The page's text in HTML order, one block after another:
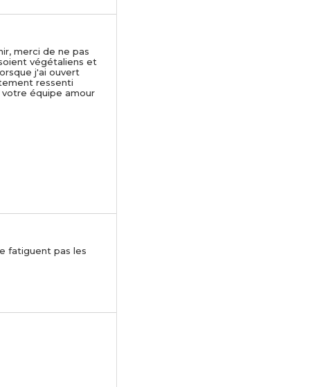
merci de ne pas
végétaliens et
j'ai ouvert
ressenti
équipe amour
fatiguent pas les